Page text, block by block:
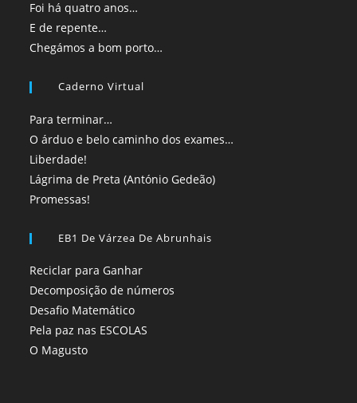
Foi há quatro anos…
E de repente…
Chegámos a bom porto…
Caderno Virtual
Para terminar…
O árduo e belo caminho dos exames…
Liberdade!
Lágrima de Preta (António Gedeão)
Promessas!
EB1 De Várzea De Abrunhais
Reciclar para Ganhar
Decomposição de números
Desafio Matemático
Pela paz nas ESCOLAS
O Magusto